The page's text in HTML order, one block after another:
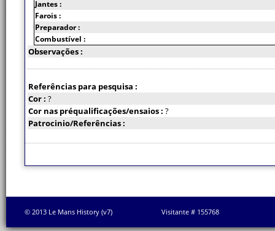
Jantes :
Farois :
Preparador :
Combustível :
Observações :
Referências para pesquisa :
Cor : ?
Cor nas préqualificações/ensaios : ?
Patrocinio/Referências :
© 2013 Le Mans History (v7) Visitante # 155768